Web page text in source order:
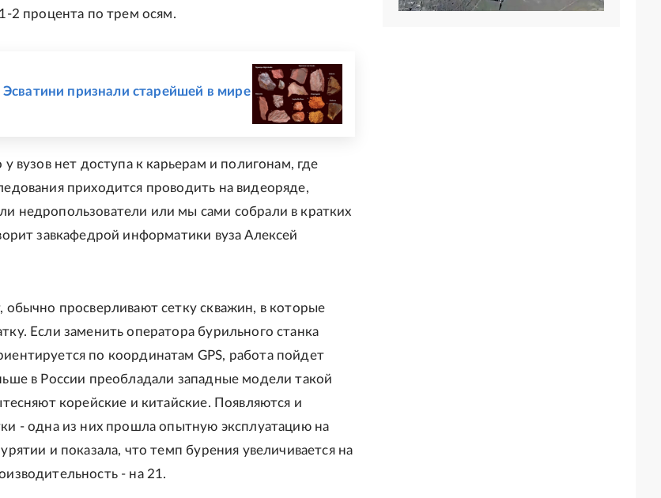
2 процента по трем осям.
признали старейшей в мире
вузов нет доступа к карьерам и полигонам, где
приходится проводить на видеоряде,
недропользователи или мы сами собрали в кратких
завкафедрой информатики вуза Алексей
обычно просверливают сетку скважин, в которые
Если заменить оператора бурильного станка
по координатам GPS, работа пойдет
в России преобладали западные модели такой
корейские и китайские. Появляются и
- одна из них прошла опытную эксплуатацию на
и показала, что темп бурения увеличивается на
- на 21.